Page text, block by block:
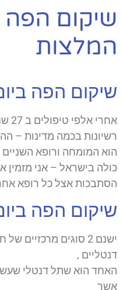
שיקום הפה
המלצות
שיקום הפה
רשיונות בכמה מדינות –
הוא המומחה ורופא
כולה בישראל – אני
הסתבכות אצל כל רופא אחר
שיקום הפה
ישנם 2 סוגים
דנטליים ,
האחד הוא שתל דנטלי
אשר